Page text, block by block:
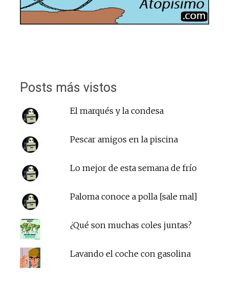
Posts más vistos
El marqués y la condesa
Pescar amigos en la piscina
Lo mejor de esta semana de frío
Paloma conoce a polla [sale mal]
¿Qué son muchas coles juntas?
Lavando el coche con gasolina